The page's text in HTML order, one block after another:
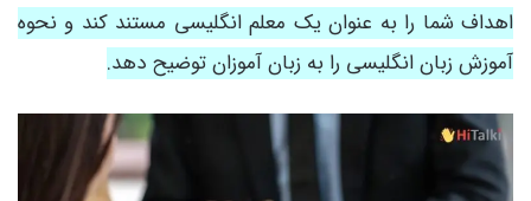
اهداف شما را به عنوان یک معلم انگلیسی مستند کند و نحوه
آموزش زبان انگلیسی را به زبان آموزان توضیح دهد.